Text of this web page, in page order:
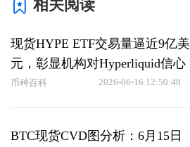
相关阅读
现货HYPE ETF交易量逼近9亿美
元，彰显机构对Hyperliquid信心
币种百科 2026-06-16 12:50:48
BTC现货CVD图分析：6月15日